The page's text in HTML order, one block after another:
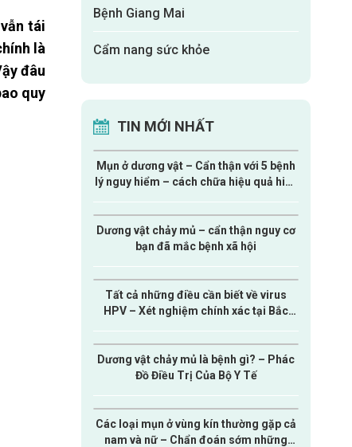
tái
là
đâu
quy
Bệnh Giang Mai
Cẩm nang sức khỏe
TIN MỚI NHẤT
Mụn ở dương vật – Cẩn thận với 5 bệnh
lý nguy hiểm – cách chữa hiệu quả hiện
Dương vật chảy mủ – cẩn thận nguy cơ
bạn đã mắc bệnh xã hội
Tất cả những điều cần biết về virus
HPV – Xét nghiệm chính xác tại Bắc
Dương vật chảy mủ là bệnh gì? – Phác
Đồ Điều Trị Của Bộ Y Tế
Các loại mụn ở vùng kín thường gặp cả
nam và nữ – Chẩn đoán sớm những